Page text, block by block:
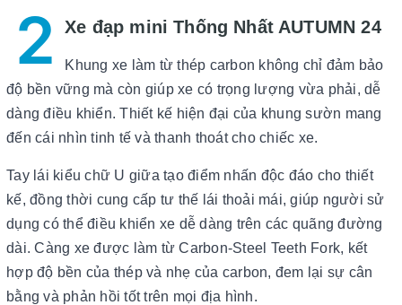
2 Xe đạp mini Thống Nhất AUTUMN 24
Khung xe làm từ thép carbon không chỉ đảm bảo
độ bền vững mà còn giúp xe có trọng lượng vừa phải, dễ
dàng điều khiển. Thiết kế hiện đại của khung sườn mang
đến cái nhìn tinh tế và thanh thoát cho chiếc xe.
Tay lái kiểu chữ U giữa tạo điểm nhấn độc đáo cho thiết
kế, đồng thời cung cấp tư thế lái thoải mái, giúp người sử
dụng có thể điều khiển xe dễ dàng trên các quãng đường
dài. Càng xe được làm từ Carbon-Steel Teeth Fork, kết
hợp độ bền của thép và nhẹ của carbon, đem lại sự cân
bằng và phản hồi tốt trên mọi địa hình.